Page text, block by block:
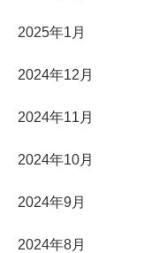
2025年1月
2024年12月
2024年11月
2024年10月
2024年9月
2024年8月